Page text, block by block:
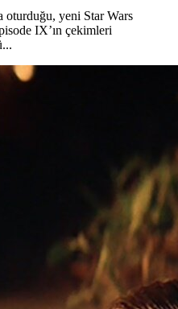
oturduğu, yeni Star Wars
IX’ın çekimleri